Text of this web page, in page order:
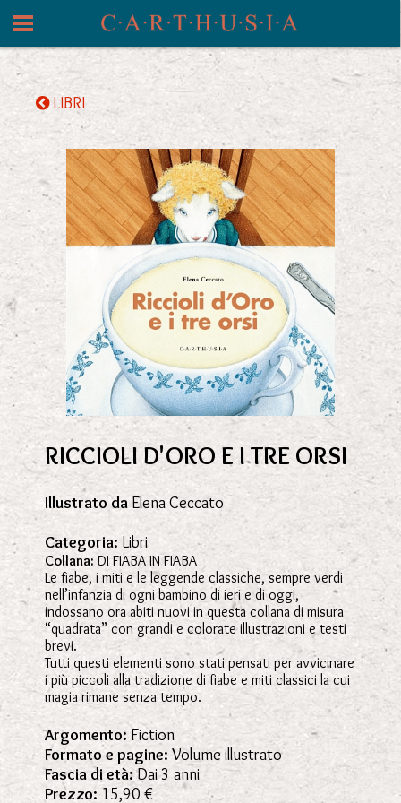
LIBRI
RICCIOLI D'ORO E I TRE ORSI
Illustrato da Elena Ceccato
Categoria: Libri
Collana: DI FIABA IN FIABA
Le fiabe, i miti e le leggende classiche, sempre verdi
nell’infanzia di ogni bambino di ieri e di oggi,
indossano ora abiti nuovi in questa collana di misura
“quadrata” con grandi e colorate illustrazioni e testi
brevi.
Tutti questi elementi sono stati pensati per avvicinare
i più piccoli alla tradizione di fiabe e miti classici la cui
magia rimane senza tempo.
Argomento: Fiction
Formato e pagine: Volume illustrato
Fascia di età:Dai 3 anni
Prezzo: 15,90 €